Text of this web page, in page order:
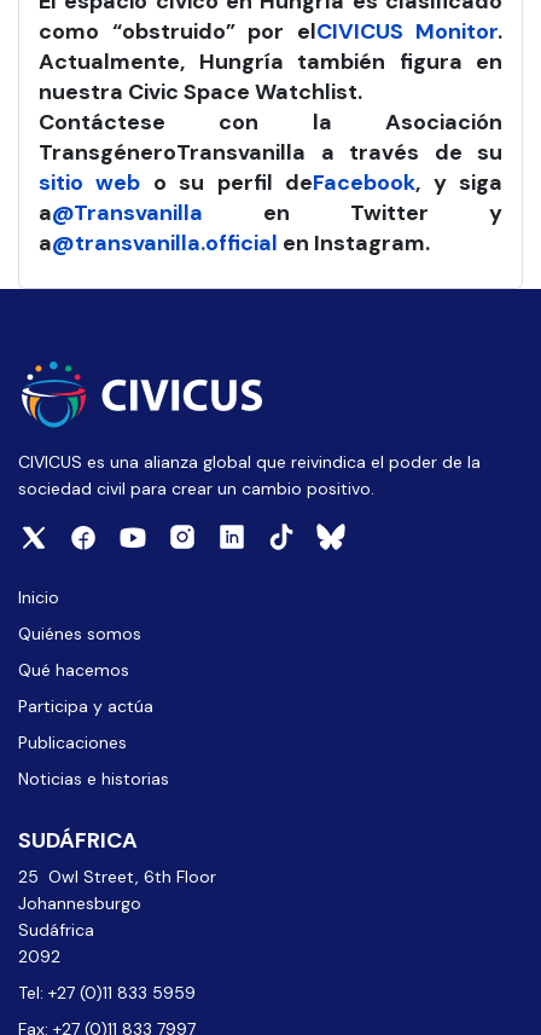
como “obstruido” por elCIVICUS Monitor.
Actualmente, Hungría también figura en
nuestra Civic Space Watchlist.
Contáctese con la Asociación
TransgéneroTransvanilla a través de su
sitio web o su perfil deFacebook, y siga
a@Transvanilla en Twitter y
a@transvanilla.official en Instagram.
CIVICUS es una alianza global que reivindica el poder de la
sociedad civil para crear un cambio positivo.
Inicio
Quiénes somos
Qué hacemos
Participa y actúa
Publicaciones
Noticias e historias
SUDÁFRICA
25 Owl Street, 6th Floor
Johannesburgo
Sudáfrica
2092
Tel: +27 (0)11 833 5959
Fax: +27 (0)11 833 7997